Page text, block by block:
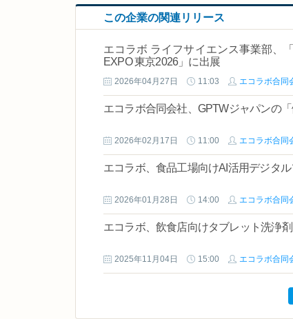
この企業の関連リリース
エコラボ ライフサイエンス事業部、
EXPO 東京2026」に出展
2026年04月27日 11:03 エコラボ合同
エコラボ合同会社、GPTWジャパンの
2026年02月17日 11:00 エコラボ合同
エコラボ、食品工場向けAI活用デジタ
2026年01月28日 14:00 エコラボ合同
エコラボ、飲食店向けタブレット洗浄
2025年11月04日 15:00 エコラボ合同